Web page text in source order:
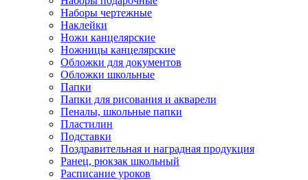
Наборы чертежные
Наклейки
Ножи канцелярские
Ножницы канцелярские
Обложки для документов
Обложки школьные
Папки
Папки для рисования и акварели
Пеналы, школьные папки
Пластилин
Подставки
Поздравительная и наградная продукция
Ранец, рюкзак школьный
Расписание уроков